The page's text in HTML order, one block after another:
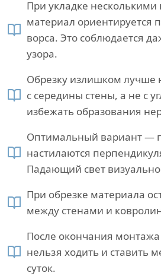
При укладке несколькими
материал ориентируется
ворса. Это соблюдается
узора.
Обрезку излишком лучше
с середины стены, а не с
избежать образования
Оптимальный вариант —
настилаются
Падающий свет
При обрезке материала
между стенами и
После окончания
нельзя ходить и ставить
суток.